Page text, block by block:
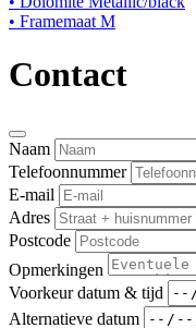
• Framemaat M
Contact
Naam
Telefoonnummer
E-mail
Adres
Postcode
Opmerkingen
Voorkeur datum & tijd
Alternatieve datum